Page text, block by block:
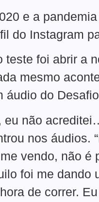
e a
do Instagram
teste foi abrir a
mesmo
áudio do
eu não
nos áudios.
vendo, não é
foi me dando
de correr.